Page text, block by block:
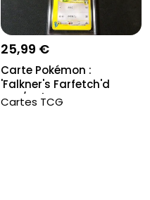
25,99 €
Carte Pokémon :
'Falkner's Farfetch'd
003/141', Gr...
Cartes TCG